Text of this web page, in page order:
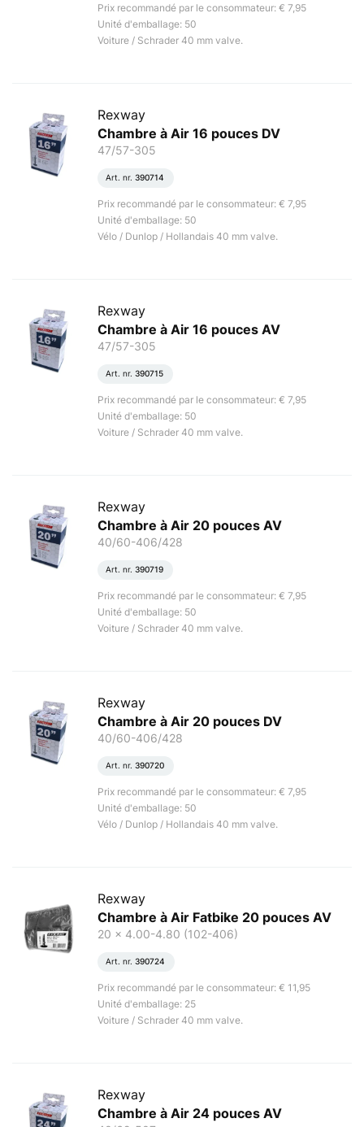
Prix recommandé par le consommateur: € 7,95
Unité d'emballage: 50
Voiture / Schrader 40 mm valve.
Rexway
Chambre à Air 16 pouces DV
47/57-305
Art. nr. 390714
Prix recommandé par le consommateur: € 7,95
Unité d'emballage: 50
Vélo / Dunlop / Hollandais 40 mm valve.
Rexway
Chambre à Air 16 pouces AV
47/57-305
Art. nr. 390715
Prix recommandé par le consommateur: € 7,95
Unité d'emballage: 50
Voiture / Schrader 40 mm valve.
Rexway
Chambre à Air 20 pouces AV
40/60-406/428
Art. nr. 390719
Prix recommandé par le consommateur: € 7,95
Unité d'emballage: 50
Voiture / Schrader 40 mm valve.
Rexway
Chambre à Air 20 pouces DV
40/60-406/428
Art. nr. 390720
Prix recommandé par le consommateur: € 7,95
Unité d'emballage: 50
Vélo / Dunlop / Hollandais 40 mm valve.
Rexway
Chambre à Air Fatbike 20 pouces AV
20 x 4.00-4.80 (102-406)
Art. nr. 390724
Prix recommandé par le consommateur: € 11,95
Unité d'emballage: 25
Voiture / Schrader 40 mm valve.
Rexway
Chambre à Air 24 pouces AV